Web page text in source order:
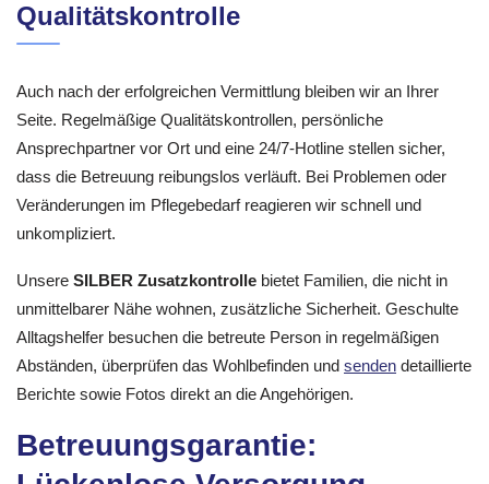
Qualitätskontrolle
Auch nach der erfolgreichen Vermittlung bleiben wir an Ihrer
Seite. Regelmäßige Qualitätskontrollen, persönliche
Ansprechpartner vor Ort und eine 24/7-Hotline stellen sicher,
dass die Betreuung reibungslos verläuft. Bei Problemen oder
Veränderungen im Pflegebedarf reagieren wir schnell und
unkompliziert.
Unsere SILBER Zusatzkontrolle bietet Familien, die nicht in
unmittelbarer Nähe wohnen, zusätzliche Sicherheit. Geschulte
Alltagshelfer besuchen die betreute Person in regelmäßigen
Abständen, überprüfen das Wohlbefinden und senden detaillierte
Berichte sowie Fotos direkt an die Angehörigen.
Betreuungsgarantie: